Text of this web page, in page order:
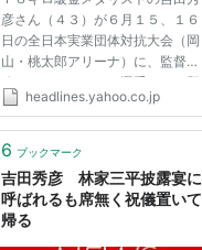
彦さん（４３）が６月１５、１６
日の全日本実業団体対抗大会（岡
山・桃太郎アリーナ）に、監督を
務めるパーク２４の選手として登
録されていることがわかった。試
帰となる。 大会は１〜３部に分
headlines.yahoo.co.jp
6 ブックマーク
吉田秀彦 林家三平披露宴に
呼ばれるも席無く祝儀置いて
帰る